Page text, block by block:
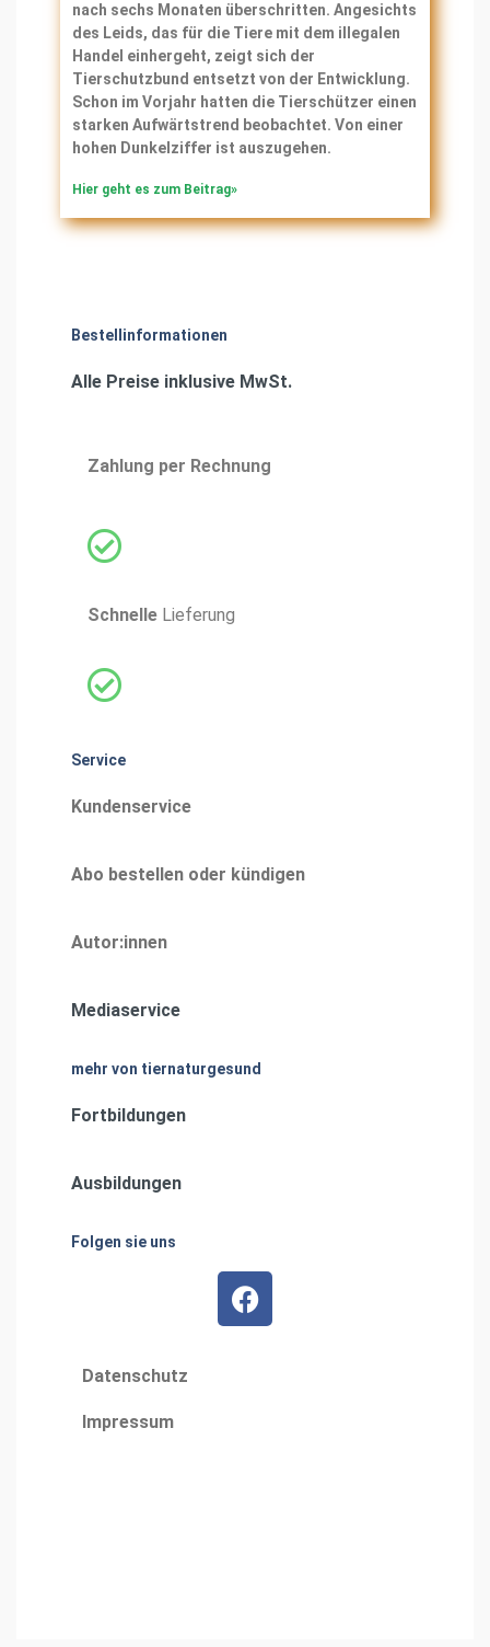
nach sechs Monaten überschritten. Angesichts
des Leids, das für die Tiere mit dem illegalen
Handel einhergeht, zeigt sich der
Tierschutzbund entsetzt von der Entwicklung.
Schon im Vorjahr hatten die Tierschützer einen
starken Aufwärtstrend beobachtet. Von einer
hohen Dunkelziffer ist auszugehen.
Hier geht es zum Beitrag»
Bestellinformationen
Alle Preise inklusive MwSt.
Zahlung per Rechnung
Schnelle Lieferung
Service
Kundenservice
Abo bestellen oder kündigen
Autor:innen
Mediaservice
mehr von tiernaturgesund
Fortbildungen
Ausbildungen
Folgen sie uns
Datenschutz
Impressum